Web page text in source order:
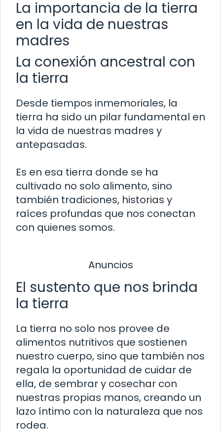
La importancia de la tierra
en la vida de nuestras
madres
La conexión ancestral con
la tierra
Desde tiempos inmemoriales, la
tierra ha sido un pilar fundamental en
la vida de nuestras madres y
antepasadas.
Es en esa tierra donde se ha
cultivado no solo alimento, sino
también tradiciones, historias y
raíces profundas que nos conectan
con quienes somos.
Anuncios
El sustento que nos brinda
la tierra
La tierra no solo nos provee de
alimentos nutritivos que sostienen
nuestro cuerpo, sino que también nos
regala la oportunidad de cuidar de
ella, de sembrar y cosechar con
nuestras propias manos, creando un
lazo íntimo con la naturaleza que nos
rodea.